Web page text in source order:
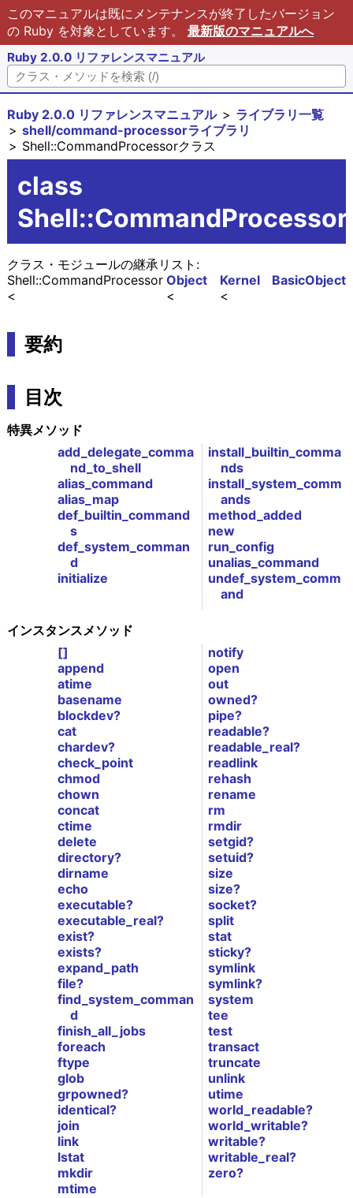
このマニュアルは既にメンテナンスが終了したバージョン
の Ruby を対象としています。 最新版のマニュアルへ
Ruby 2.0.0 リファレンスマニュアル
Ruby 2.0.0 リファレンスマニュアル
ライブラリ一覧
shell/command-processorライブラリ
Shell::CommandProcessorクラス
class
Shell::CommandProcessor
クラス・モジュールの継承リスト:
BasicObject
Kernel
Object
Shell::CommandProcessor
要約
目次
特異メソッド
add_delegate_comma
nd_to_shell
alias_command
alias_map
def_builtin_command
s
def_system_comman
d
initialize
install_builtin_comma
nds
install_system_comm
ands
method_added
new
run_config
unalias_command
undef_system_comm
and
インスタンスメソッド
[]
append
atime
basename
blockdev?
cat
chardev?
check_point
chmod
chown
concat
ctime
delete
directory?
dirname
echo
executable?
executable_real?
exist?
exists?
expand_path
file?
find_system_comman
d
finish_all_jobs
foreach
ftype
glob
grpowned?
identical?
join
link
lstat
mkdir
mtime
notify
open
out
owned?
pipe?
readable?
readable_real?
readlink
rehash
rename
rm
rmdir
setgid?
setuid?
size
size?
socket?
split
stat
sticky?
symlink
symlink?
system
tee
test
transact
truncate
unlink
utime
world_readable?
world_writable?
writable?
writable_real?
zero?